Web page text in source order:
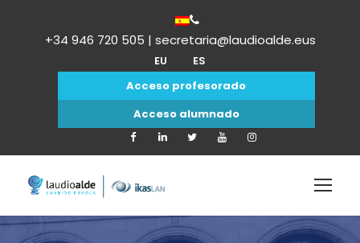
+34 946 720 505 | secretaria@laudioalde.eus
EU
ES
Acceso profesorado
Acceso alumnado